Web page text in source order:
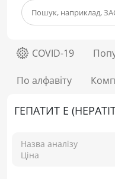
COVID-19
По алфавіту
ГЕПАТИТ Е
Назва аналізу
Ціна